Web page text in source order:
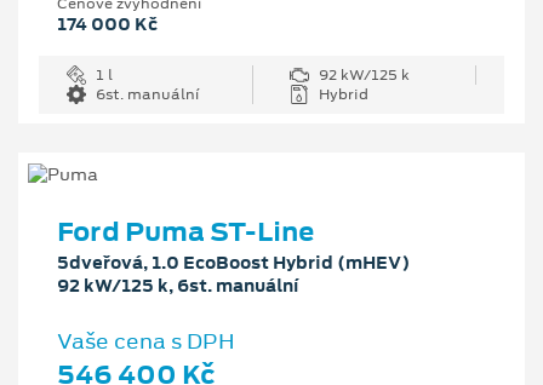
174 000 Kč
1 l
92 kW/125 k
6st. manuální
Hybrid
Ford Puma ST-Line
5dveřová, 1.0 EcoBoost Hybrid (mHEV)
92 kW/125 k, 6st. manuální
Vaše cena s DPH
546 400 Kč